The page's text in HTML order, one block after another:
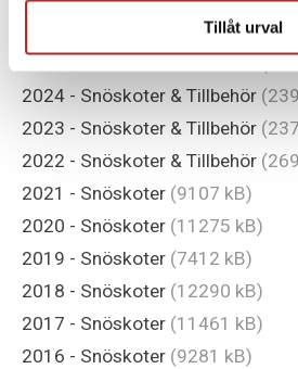
Tillåt urval
2024 - Snöskoter & Tillbehör
2023 - Snöskoter & Tillbehör
2022 - Snöskoter & Tillbehör
2021 - Snöskoter (9107 kB)
2020 - Snöskoter (11275 kB)
2019 - Snöskoter (7412 kB)
2018 - Snöskoter (12290 kB)
2017 - Snöskoter (11461 kB)
2016 - Snöskoter (9281 kB)